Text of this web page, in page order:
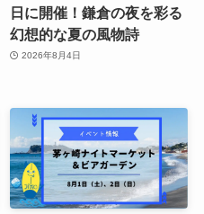
日に開催！鎌倉の夜を彩る
幻想的な夏の風物詩
2026年8月4日